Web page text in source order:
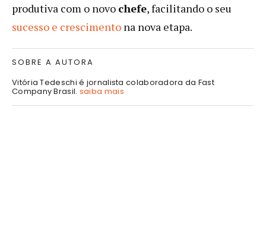
produtiva com o novo chefe, facilitando o seu
sucesso e crescimento na nova etapa.
SOBRE A AUTORA
Vitória Tedeschi é jornalista colaboradora da Fast
Company Brasil. saiba mais